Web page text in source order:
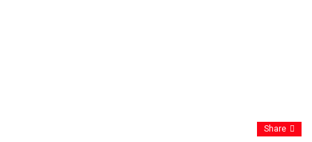
Share